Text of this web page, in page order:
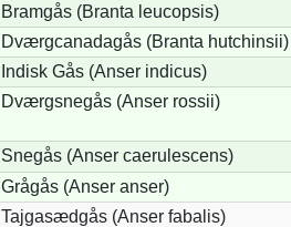
Bramgås (Branta leucopsis)
Dværgcanadagås (Branta hutchinsii)
Indisk Gås (Anser indicus)
Dværgsnegås (Anser rossii)
Snegås (Anser caerulescens)
Grågås (Anser anser)
Tajgasædgås (Anser fabalis)